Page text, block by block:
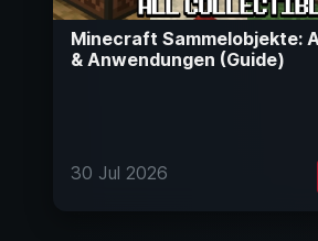
Minecraft Sammelobjekte:
& Anwendungen (Guide)
30 Jul 2026